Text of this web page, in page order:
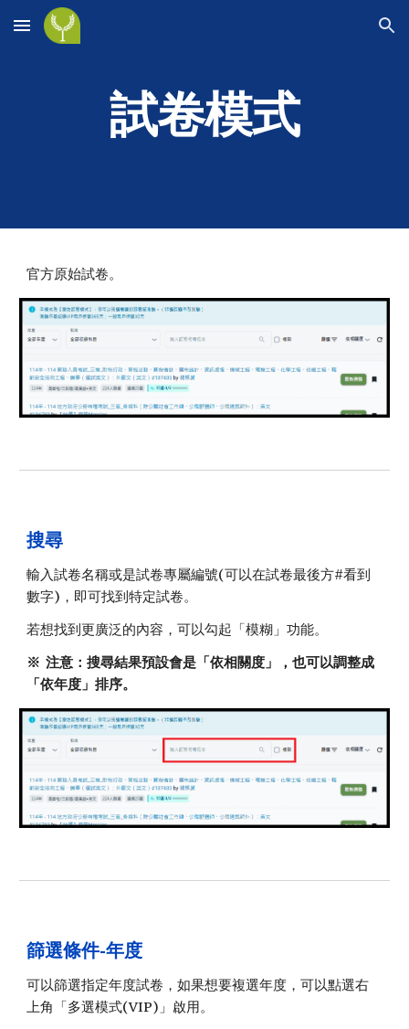
Skip to main content Skip to navigation
試卷模式
官方原始試卷。
搜尋
輸入試卷名稱或是試卷專屬編號(可以在試卷最後方#看到
數字)，即可找到特定試卷。
若想找到更廣泛的內容，可以勾起「模糊」功能。
※ 注意：搜尋結果預設會是「依相關度」，也可以調整成
「依年度」排序。
篩選條件-年度
可以篩選指定年度試卷，如果想要複選年度，可以點選右
上角「多選模式(VIP)」啟用。